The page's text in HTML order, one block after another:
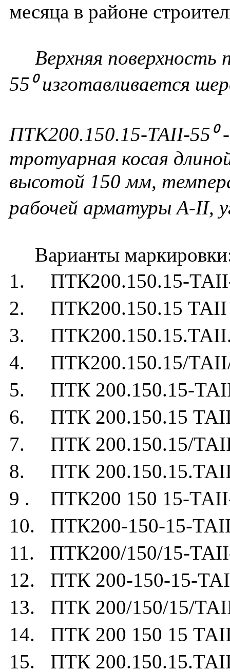
месяца в районе
Верхняя
55⁰ изготавливается
ПТК200.150.15-ТАII-55⁰-
тротуарная косая
высотой 150 мм,
рабочей арматуры А-II,
Варианты
1. ПТК200.150.15-
2. ПТК200.150.15 ТАII
3.
4. ПТК200.150.15/ТАII/
5. ПТК 200.150.15-
6. ПТК 200.150.15 ТАII
7. ПТК 200.150.15/
8. ПТК
9 . ПТК200 150 15-
10. ПТК200-150-15-
11. ПТК200/150/15-
12. ПТК 200-150-15-
13. ПТК 200/150/15/
14. ПТК 200 150 15
15. ПТК